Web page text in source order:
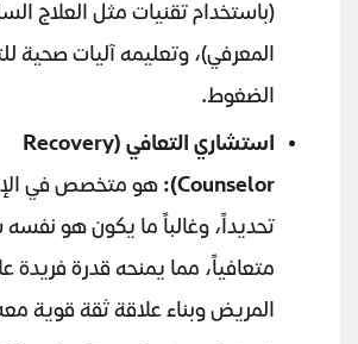
(باستخدام تقنيات مثل العلاج
المعرفي)، وتعليمه آليات صحية
الضغوط.
استشاري التعافي (Recovery
Counselor):
هو متخصص في
تحديداً، وغالباً ما يكون هو
متعافياً، مما يمنحه قدرة فريدة
المريض وبناء علاقة ثقة قوية